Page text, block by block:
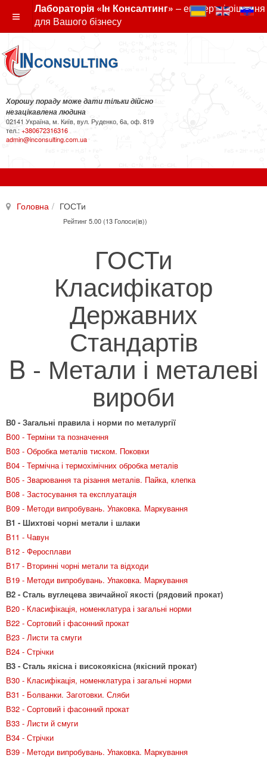
Лабораторія «Ін Консалтинг» – експертні рішення
для Вашого бізнесу
Хорошу пораду може дати тільки дійсно
незацікавлена людина
02141 Україна, м. Київ, вул. Руденко, 6а, оф. 819
тел.: +380672316316
admin@inconsulting.com.ua
Головна ГОСТи
Рейтинг 5.00 (13 Голоси(ів))
ГОСТи
Класифікатор
Державних
Стандартів
B - Метали і металеві
вироби
В0 - Загальні правила і норми по металургії
В00 - Терміни та позначення
В03 - Обробка металів тиском. Поковки
В04 - Термічна і термохімічних обробка металів
В05 - Зварювання та різання металів. Пайка, клепка
В08 - Застосування та експлуатація
В09 - Методи випробувань. Упаковка. Маркування
В1 - Шихтові чорні метали і шлаки
В11 - Чавун
В12 - Феросплави
В17 - Вторинні чорні метали та відходи
В19 - Методи випробувань. Упаковка. Маркування
В2 - Сталь вуглецева звичайної якості (рядовий прокат)
В20 - Класифікація, номенклатура і загальні норми
В22 - Сортовий і фасонний прокат
В23 - Листи та смуги
В24 - Стрічки
В3 - Сталь якісна і високоякісна (якісний прокат)
В30 - Класифікація, номенклатура і загальні норми
В31 - Болванки. Заготовки. Сляби
В32 - Сортовий і фасонний прокат
В33 - Листи й смуги
В34 - Стрічки
В39 - Методи випробувань. Упаковка. Маркування